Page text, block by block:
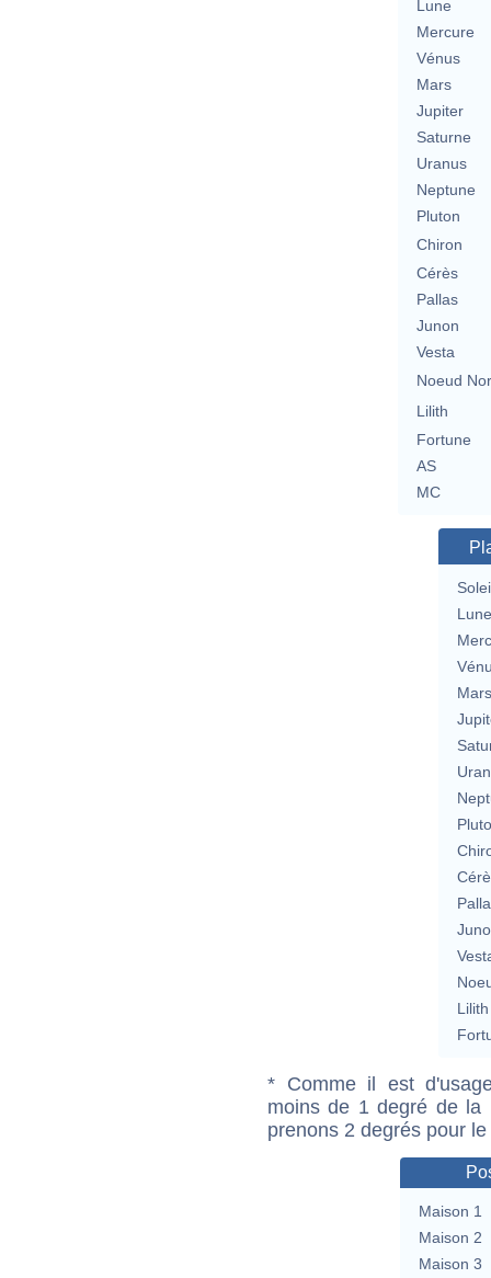
Lune
Mercure
Vénus
Mars
Jupiter
Saturne
Uranus
Neptune
Pluton
Chiron
Cérès
Pallas
Junon
Vesta
Noeud
Lilith
Fortune
AS
MC
Lune
Mars
Lilith
* Comme il est
moins de 1 degré de la
prenons 2 degrés pour
Maison 1
Maison 2
Maison 3